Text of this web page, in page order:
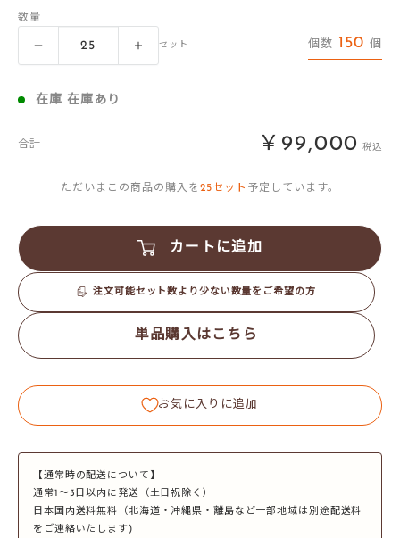
数量
セット 個数 150 個
在庫 在庫あり
合計 ￥99,000 税込
ただいまこの商品の購入を25セット 予定しています。
カートに追加
注文可能セット数より少ない数量をご希望の方
単品購入はこちら
お気に入りに追加
【通常時の配送について】
通常1～3日以内に発送（土日祝除く）
日本国内送料無料（北海道・沖縄県・離島など一部地域は別途配送料
をご連絡いたします)